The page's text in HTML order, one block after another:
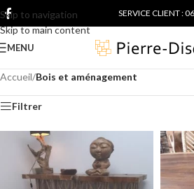
Skip to navigation
Skip to main content
SERVICE CLIENT :
MENU
Accueil/Bois et aménagement
Filtrer